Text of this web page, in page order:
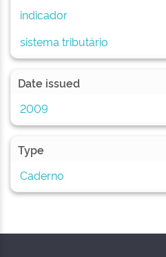
indicador
sistema tributário
Date issued
2009
Type
Caderno